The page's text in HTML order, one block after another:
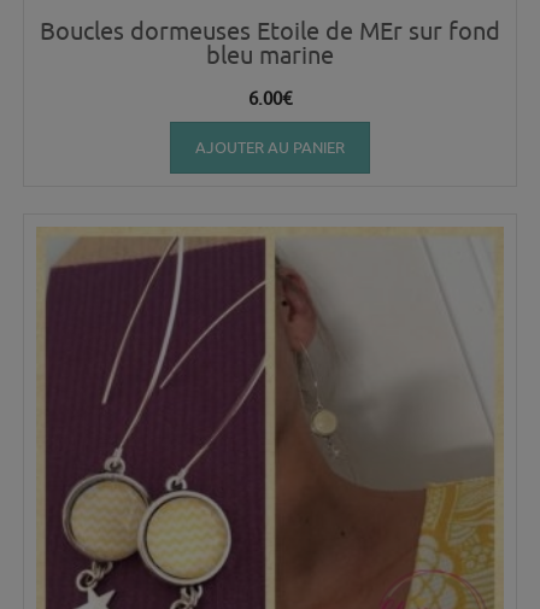
Boucles dormeuses Etoile de MEr sur fond
bleu marine
6.00€
AJOUTER AU PANIER